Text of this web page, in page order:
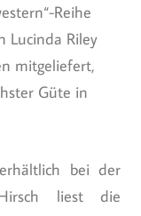
Reihe
Lucinda Riley
mitgeliefert,
Güte in
bei der
liest die